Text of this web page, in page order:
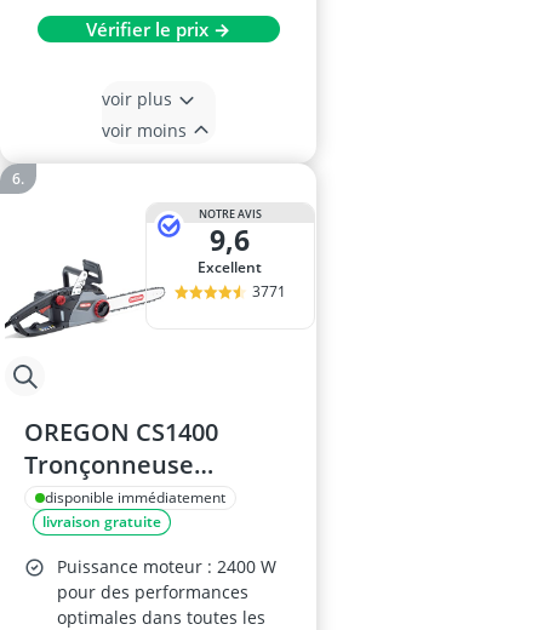
Vérifier le prix →
voir plus
voir moins
NOTRE AVIS
9,6
Excellent
3771
OREGON CS1400
Tronçonneuse
Électrique 2400W,
Guide 40 cm
disponible immédiatement
livraison gratuite
Puissance moteur : 2400 W
pour des performances
optimales dans toutes les